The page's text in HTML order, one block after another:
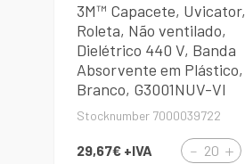
3M™ Capacete, Uvicator,
Roleta, Não ventilado,
Dielétrico 440 V, Banda
Absorvente em Plástico,
Branco, G3001NUV-VI
Stocknumber 7000039722
29,67€ +IVA